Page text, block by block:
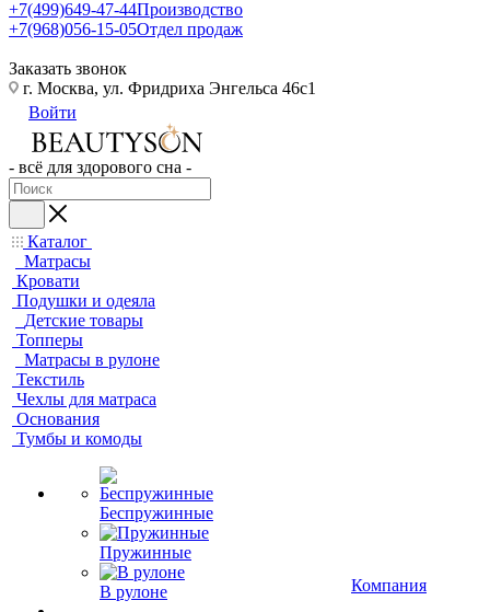
+7(499)649-47-44Производство
+7(968)056-15-05Отдел продаж
Заказать звонок
г. Москва, ул. Фридриха Энгельса 46с1
Войти
- всё для здорового сна -
Каталог
Матрасы
Кровати
Подушки и одеяла
Детские товары
Топперы
Матрасы в рулоне
Текстиль
Чехлы для матраса
Основания
Тумбы и комоды
Беспружинные
Пружинные
В рулоне
Компания